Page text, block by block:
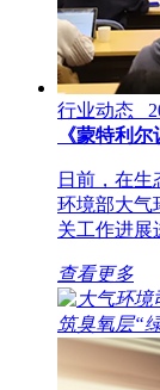
行业动态
《蒙特利
日前，在
环境部大气
关工作进展
查看更多